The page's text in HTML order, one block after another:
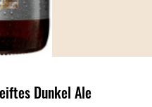
Dunkel Ale